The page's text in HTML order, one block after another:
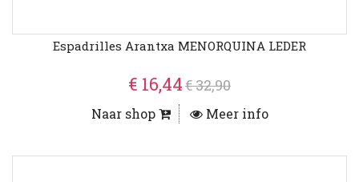
Espadrilles Arantxa MENORQUINA LEDER
€ 16,44€ 32,90
Naar shop Meer info